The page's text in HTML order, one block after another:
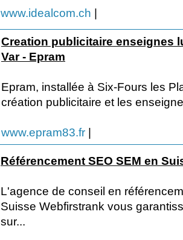
www.idealcom.ch |
Creation publicitaire enseignes
Var - Epram
Epram, installée à Six-Fours les
création publicitaire et les
www.epram83.fr |
Référencement SEO SEM en
L'agence de conseil en
Suisse Webfirstrank vous
sur...